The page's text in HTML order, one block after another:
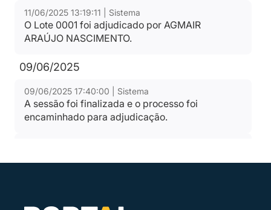
Ranking nos Itens
Relatório de Proposta Comercial
Tipo:Relatorio
11/06/2025 13:19:11 | Sistema
O Lote 0001 foi adjudicado por AGMAIR
ARAÚJO NASCIMENTO.
09/06/2025
09/06/2025 17:40:00 | Sistema
A sessão foi finalizada e o processo foi
encaminhado para adjudicação.